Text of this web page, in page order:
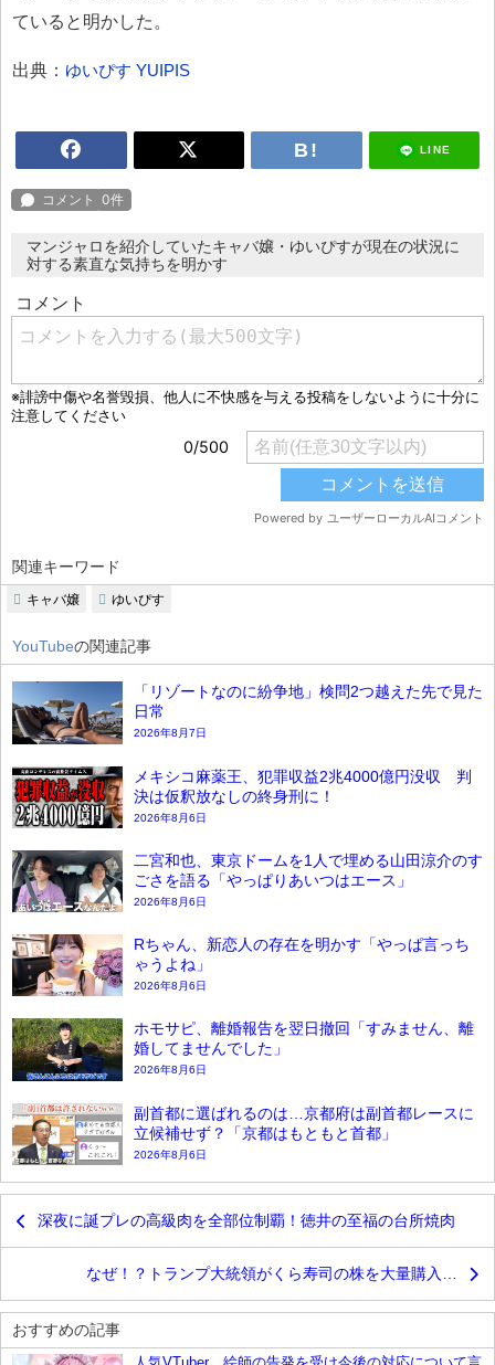
ていると明かした。
出典： ゆいぴす YUIPIS
LINE
マンジャロを紹介していたキャバ嬢・ゆいぴすが現在の状況に
対する素直な気持ちを明かす
関連キーワード
キャバ嬢 ゆいぴす
YouTubeの関連記事
「リゾートなのに紛争地」検問2つ越えた先で見た
日常
2026年8月7日
メキシコ麻薬王、犯罪収益2兆4000億円没収 判
決は仮釈放なしの終身刑に！
2026年8月6日
二宮和也、東京ドームを1人で埋める山田涼介のす
ごさを語る「やっぱりあいつはエース」
2026年8月6日
Rちゃん、新恋人の存在を明かす「やっぱ言っち
ゃうよね」
2026年8月6日
ホモサピ、離婚報告を翌日撤回「すみません、離
婚してませんでした」
2026年8月6日
副首都に選ばれるのは…京都府は副首都レースに
立候補せず？「京都はもともと首都」
2026年8月6日
深夜に誕プレの高級肉を全部位制覇！徳井の至福の台所焼肉
なぜ！？トランプ大統領がくら寿司の株を大量購入…
おすすめの記事